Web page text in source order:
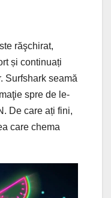
răşchirat,
și continuați
Surfshark seamă
spre de le-
De care ați fini,
care chema